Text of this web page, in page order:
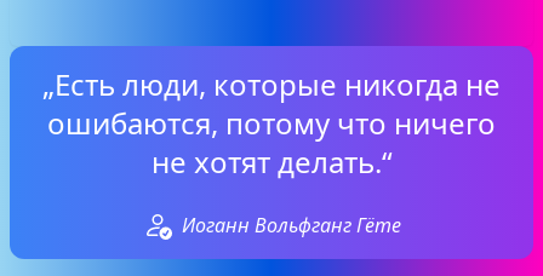
„Есть люди, которые никогда не
ошибаются, потому что ничего
не хотят делать.“
Иоганн Вольфганг Гёте